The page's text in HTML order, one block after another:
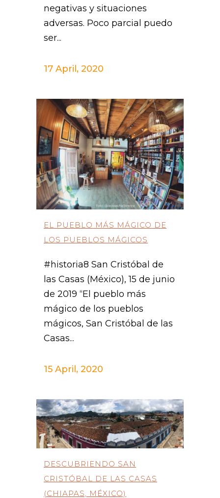
negativas y situaciones
adversas. Poco parcial puedo
ser...
17 April, 2020
EL PUEBLO MÁS MÁGICO DE
LOS PUEBLOS MÁGICOS
#historia8 San Cristóbal de
las Casas (México), 15 de junio
de 2019 “El pueblo más
mágico de los pueblos
mágicos, San Cristóbal de las
Casas...
15 April, 2020
DESCUBRIENDO SAN
CRISTÓBAL DE LAS CASAS
(CHIAPAS, MÉXICO)